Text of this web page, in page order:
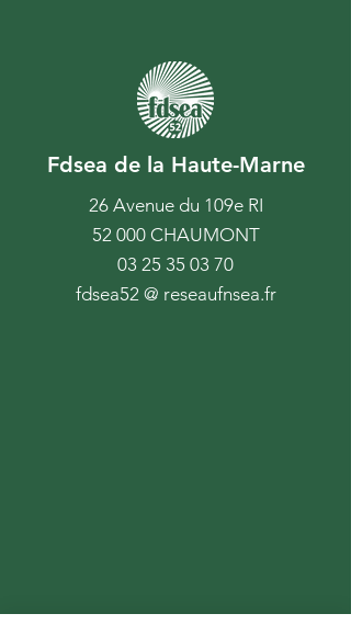
Fdsea de la Haute-Marne
26 Avenue du 109e RI
52 000 CHAUMONT
03 25 35 03 70
fdsea52 @ reseaufnsea.fr